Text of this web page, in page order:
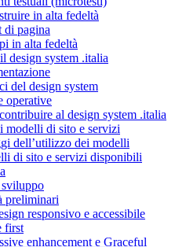
in alta fedeltà
di pagina
in alta fedeltà
design system .italia
del design system
operative
al design system .italia
modelli di sito e servizi
dell’utilizzo dei modelli
di sito e servizi disponibili
preliminari
responsivo e accessibile
first
enhancement e Graceful